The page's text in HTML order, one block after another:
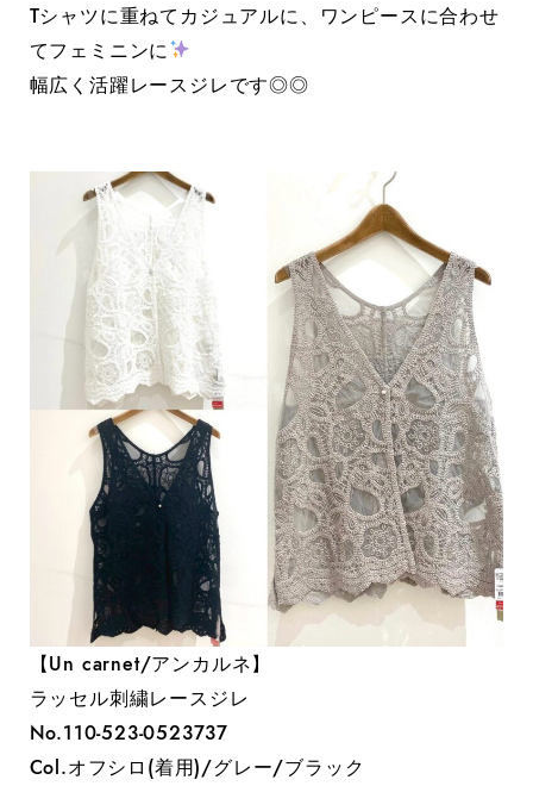
Tシャツに重ねてカジュアルに、ワンピースに合わせ
てフェミニンに
幅広く活躍レースジレです◎◎
【Un carnet/アンカルネ】
ラッセル刺繍レースジレ
No.110-523-0523737
Col.オフシロ(着用)/グレー/ブラック